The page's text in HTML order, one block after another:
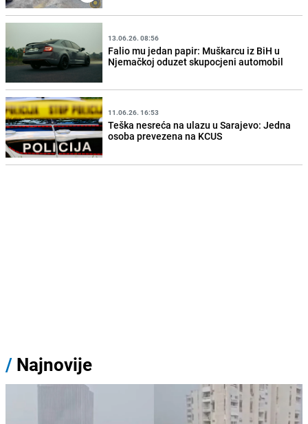
13.06.26. 08:56
Falio mu jedan papir: Muškarcu iz BiH u
Njemačkoj oduzet skupocjeni automobil
11.06.26. 16:53
Teška nesreća na ulazu u Sarajevo: Jedna
osoba prevezena na KCUS
/ Najnovije